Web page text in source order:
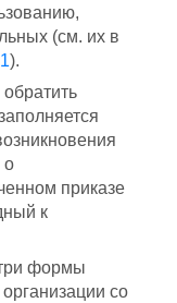
(см. их в
).
о
приказе
к
формы
со